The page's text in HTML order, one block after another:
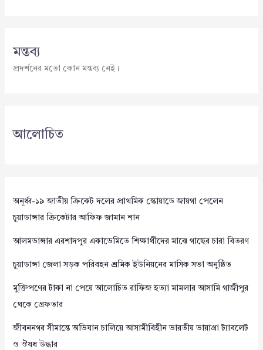
মন্তব্য
প্রদর্শনের মতো কোন মন্তব্য নেই।
আলোচিত
অনূর্ধ্ব-১৯ জাতীয় ক্রিকেট দলের প্রাথমিক স্কোয়াডে জায়গা পেলেন
চুয়াডাঙ্গার ক্রিকেটার আফিফ জামান শান
আলমডাঙ্গার এরশাদপুর একাডেমিতে শিক্ষার্থীদের মাঝে গাছের চারা বিতরণ
চুয়াডাঙ্গা জেলা সড়ক পরিবহন শ্রমিক ইউনিয়নের মাসিক সভা অনুষ্ঠিত
মুক্তিপণের টাকা না পেয়ে আলোচিত রাফিজ হত্যা মামলার আসামি গাজীপুর
থেকে গ্রেফতার
জীবননগর সীমান্তে অভিযান চালিয়ে আসামীবিহীন ভারতীয় ভায়াগ্রা ট্যাবলেট
ও ঔষধ উদ্ধার